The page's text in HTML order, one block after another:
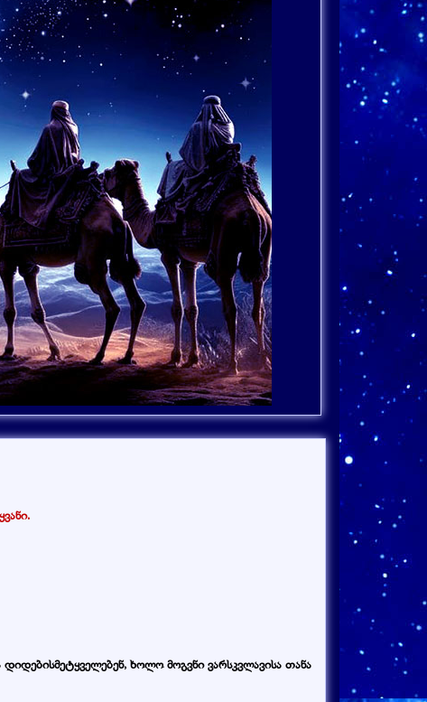
ხოლო მოგვნი ვარსკვლავისა თანა